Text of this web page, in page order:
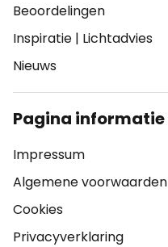
Beoordelingen
Inspiratie | Lichtadvies
Nieuws
Pagina informatie
Impressum
Algemene voorwaarden
Cookies
Privacyverklaring